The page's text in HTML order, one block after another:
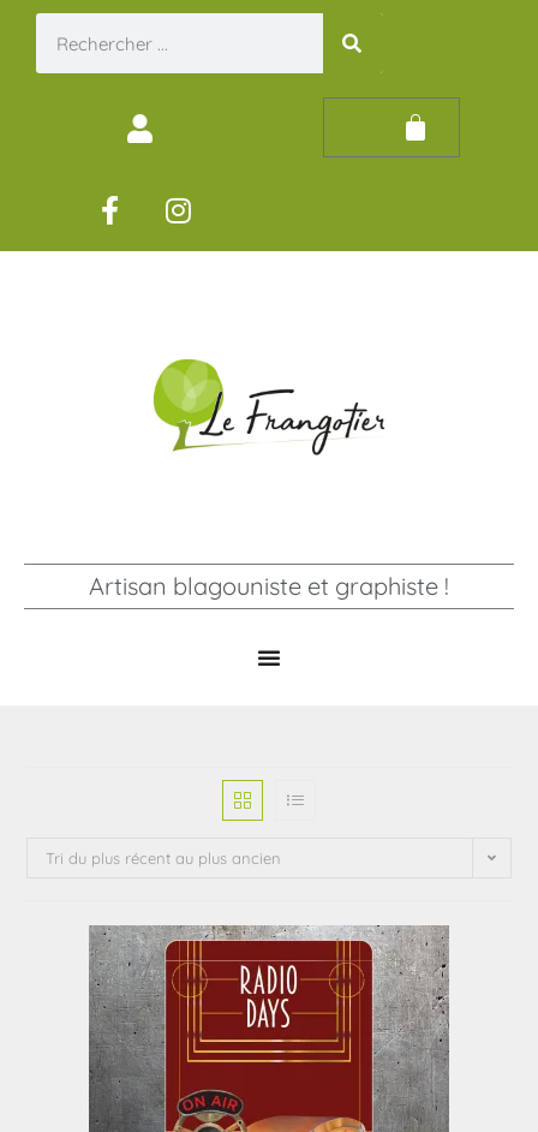
Artisan blagouniste et graphiste !
Tri du plus récent au plus ancien